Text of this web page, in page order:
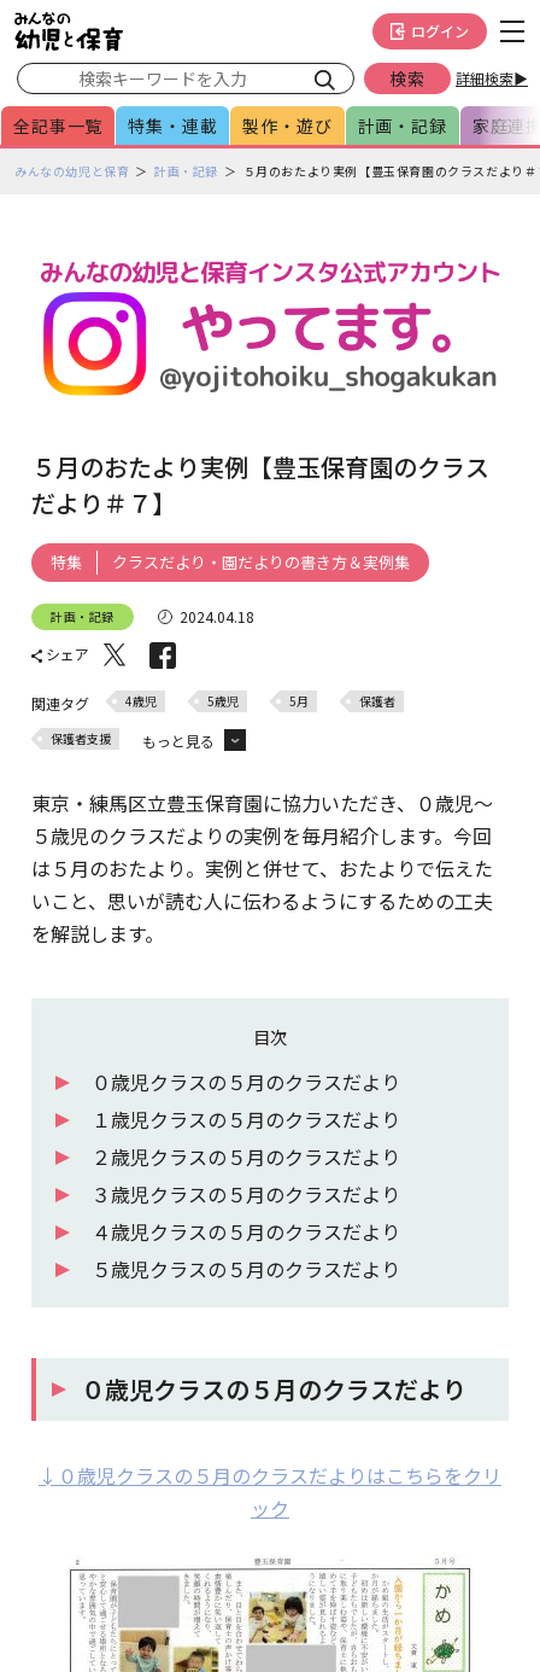
詳細検索▶
ログイン
全記事一覧 特集・連載 製作・遊び 計画・記録 家庭連
ペみんなの幼児と保育 計画・記録 ５月のおたより実例【豊玉保育園のクラスだより
５月のおたより実例【豊玉保育園のクラス
だより＃７】
特集 クラスだより・園だよりの書き方＆実例集
計画・記録
2024.04.18
シェア
関連タグ 4歳児 5歳児 5月 保護者
保護者支援 もっと見る
3歳児
東京・練馬区立豊玉保育園に協力いただき、０歳児～
５歳児のクラスだよりの実例を毎月紹介します。今回
は５月のおたより。実例と併せて、おたよりで伝えた
いこと、思いが読む人に伝わるようにするための工夫
を解説します。
目次
０歳児クラスの５月のクラスだより
１歳児クラスの５月のクラスだより
２歳児クラスの５月のクラスだより
３歳児クラスの５月のクラスだより
４歳児クラスの５月のクラスだより
５歳児クラスの５月のクラスだより
０歳児クラスの５月のクラスだより
↓０歳児クラスの５月のクラスだよりはこちらをクリ
ック